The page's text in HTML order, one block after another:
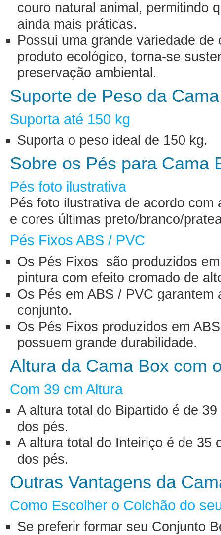
couro natural animal, permitindo
ainda mais práticas.
Possui uma grande variedade
produto ecológico, torna-se
preservação ambiental.
Suporte de Peso da
Suporta até 150 kg
Suporta o peso ideal de 150 kg.
Sobre os Pés para Cama
Pés foto ilustrativa
Pés foto ilustrativa de acordo
e cores últimas preto/branco/
Pés Fixos ABS / PVC
Os Pés Fixos são produzidos
pintura com efeito cromado de
Os Pés em ABS / PVC
conjunto.
Os Pés Fixos produzidos em
possuem grande durabilidade.
Altura da Cama Box com
Com 39 cm Altura
A altura total do Bipartido é de
dos pés.
A altura total do Inteiriço é de 35
dos pés.
Outras Vantagens da
Como Escolher o Colchão do
Se preferir formar seu Conjunto